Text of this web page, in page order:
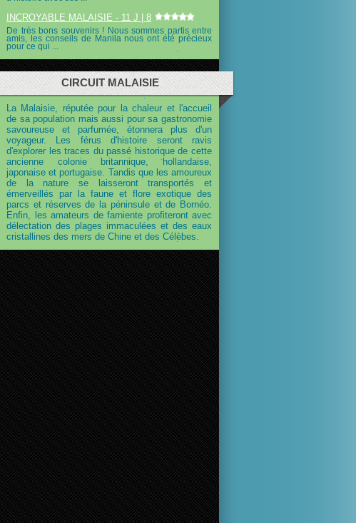
INCROYABLE MALAISIE - 11 J | 8
De très bons souvenirs ! Nous sommes partis entre
amis, les conseils de Manila nous ont été précieux
pour ce qui ...
La Malaisie, réputée pour la chaleur et l'accueil
de sa population mais aussi pour sa gastronomie
savoureuse et parfumée, étonnera plus d'un
voyageur. Les férus d'histoire seront ravis
d'explorer les traces du passé historique de cette
ancienne colonie britannique, hollandaise,
japonaise et portugaise. Tandis que les amoureux
de la nature se laisseront transportés et
émerveillés par la faune et flore exotique des
parcs et réserves de la péninsule et de Bornéo.
Enfin, les amateurs de farniente profiteront avec
délectation des plages immaculées et des eaux
cristallines des mers de Chine et des Célèbes.
CIRCUIT MALAISIE